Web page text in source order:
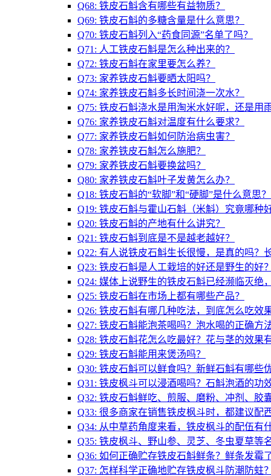
Q68: 铁皮石斛含有哪些有益物质？
Q69: 铁皮石斛的多糖含量是什么意思？
Q70: 铁皮石斛列入“药食同源”名单了吗？
Q71: 人工铁皮石斛是怎么种出来的？
Q72: 铁皮石斛在家里要怎么养？
Q73: 家养铁皮石斛要晒太阳吗？
Q74: 家养铁皮石斛多长时间浇一次水？
Q75: 铁皮石斛浇水是用淘米水好呢，还是用
Q76: 家养铁皮石斛对温度有什么要求？
Q77: 家养铁皮石斛如何防治病虫害？
Q78: 家养铁皮石斛怎么施肥？
Q79: 家养铁皮石斛要换盆吗？
Q80: 家养铁皮石斛叶子发黄怎么办？
Q18: 铁皮石斛的“软脚”和“硬脚”是什么意思
Q19: 铁皮石斛与霍山石斛（米斛）究竟哪种
Q20: 铁皮石斛的产地有什么讲究？
Q21: 铁皮石斛到底是不是越老越好？
Q22: 有人说铁皮石斛生长很慢，是真的吗？
Q23: 铁皮石斛是人工栽培的好还是野生的好
Q24: 媒体上说野生的铁皮石斛已经濒临灭绝
Q25: 铁皮石斛在市场上都有哪些产品？
Q26: 铁皮石斛有哪几种吃法，到底怎么吃效
Q27: 铁皮石斛能泡茶喝吗？泡水喝的正确方
Q28: 铁皮石斛花怎么吃最好？花与茎的效果
Q29: 铁皮石斛能用来煲汤吗？
Q30: 铁皮石斛可以鲜食吗？新鲜石斛有哪些
Q31: 铁皮枫斗可以浸酒喝吗？石斛泡酒的功
Q32: 铁皮石斛鲜吃、煎服、磨粉、冲剂、胶
Q33: 很多商家在销售铁皮枫斗时，都建议配
Q34: 从中草药角度来看，铁皮枫斗的配伍有
Q35: 铁皮枫斗、野山参、灵芝、冬虫夏草等
Q36: 如何正确贮存铁皮石斛鲜条？鲜条发霉
Q37: 怎样科学正确地贮存铁皮枫斗防潮防蛀